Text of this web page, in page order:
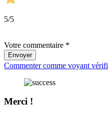
5/5
Votre commentaire *
Envoyer
Commenter comme voyant
Merci !